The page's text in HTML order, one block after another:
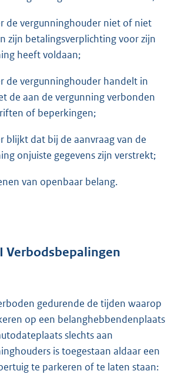
de vergunninghouder niet of niet
zijn betalingsverplichting voor zijn
heeft voldaan;
de vergunninghouder handelt in
de aan de vergunning verbonden
of beperkingen;
blijkt dat bij de aanvraag van de
onjuiste gegevens zijn verstrekt;
van openbaar belang.
Verbodsbepalingen
gedurende de tijden waarop
op een belanghebbendenplaats
slechts aan
is toegestaan aldaar een
te parkeren of te laten staan: